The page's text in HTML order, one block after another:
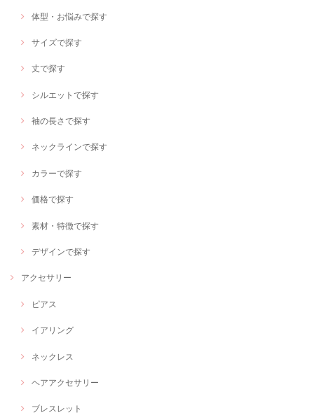
体型・お悩みで探す
サイズで探す
丈で探す
シルエットで探す
袖の長さで探す
ネックラインで探す
カラーで探す
価格で探す
素材・特徴で探す
デザインで探す
アクセサリー
ピアス
イアリング
ネックレス
ヘアアクセサリー
ブレスレット